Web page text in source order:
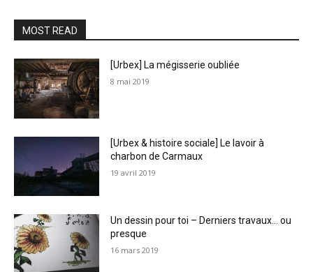
MOST READ
[Urbex] La mégisserie oubliée
8 mai 2019
[Urbex & histoire sociale] Le lavoir à
charbon de Carmaux
19 avril 2019
Un dessin pour toi – Derniers travaux… ou
presque
16 mars 2019